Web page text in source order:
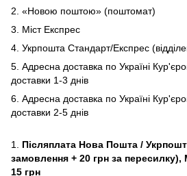
2. «Новою поштою» (поштомат)
3. Міст Експрес
4. Укрпошта Стандарт/Експрес
5. Адресна доставка по Україні
доставки 1-3 днів
6. Адресна доставка по Україні
доставки 2-5 днів
1. Післяплата Нова Пошта /
замовлення + 20 грн за пересилку),
15 грн